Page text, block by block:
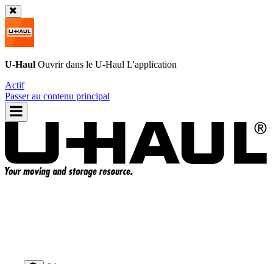
U-Haul Ouvrir dans le U-Haul L'application
Actif
Passer au contenu principal